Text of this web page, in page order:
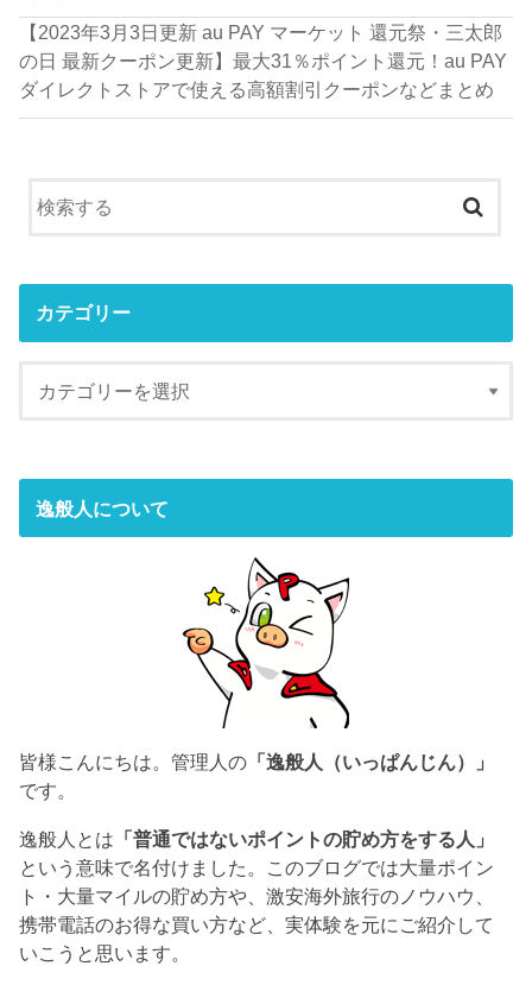
【2023年3月3日更新 au PAY マーケット 還元祭・三太郎
の日 最新クーポン更新】最大31％ポイント還元！au PAY
ダイレクトストアで使える高額割引クーポンなどまとめ
カテゴリー
逸般人について
皆様こんにちは。管理人の 「逸般人（いっぱんじん）」
です。
逸般人とは 「普通ではないポイントの貯め方をする人」
という意味で名付けました。このブログでは大量ポイン
ト・大量マイルの貯め方や、激安海外旅行のノウハウ、
携帯電話のお得な買い方など、実体験を元にご紹介して
いこうと思います。